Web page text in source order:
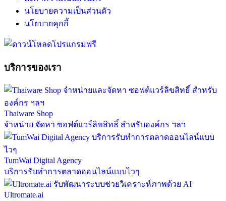
นโยบายความเป็นส่วนตัว
นโยบายคุกกี้
บริการของเรา
Thaiware Shop
จำหน่าย จัดหา ซอฟต์แวร์ลิขสิทธิ์ สำหรับองค์กร ฯลฯ
TumWai Digital Agency
บริการรับทำการตลาดออนไลน์แบบไวๆ
Ultromate.ai